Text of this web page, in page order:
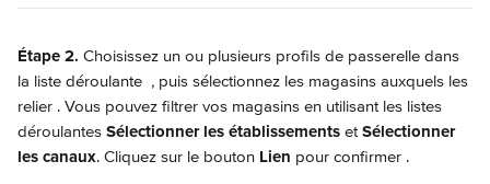
Étape 2. Choisissez un ou plusieurs profils de passerelle dans
la liste déroulante , puis sélectionnez les magasins auxquels les
relier . Vous pouvez filtrer vos magasins en utilisant les listes
déroulantes Sélectionner les établissements et Sélectionner
les canaux. Cliquez sur le bouton Lien pour confirmer .